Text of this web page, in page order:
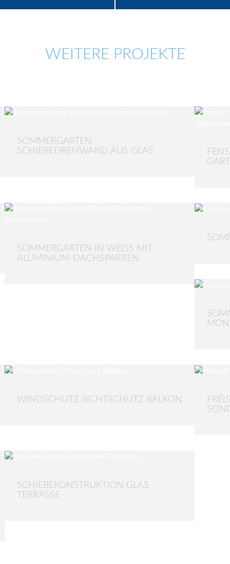
WEITERE PROJEKTE
SOMMERGARTEN
SCHIEBEDREHWAND AUS GLAS
SOMMERGARTEN IN WEISS MIT A
LUMINIUM-DACHSPARREN
WINDSCHUTZ SICHTSCHUTZ BALKON
SCHIEBEKONSTRUKTION GLAS
TERRASSE